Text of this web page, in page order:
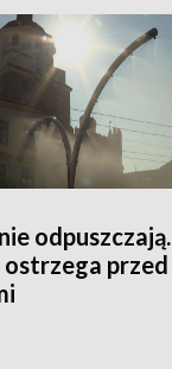
odpuszczają.
ostrzega przed